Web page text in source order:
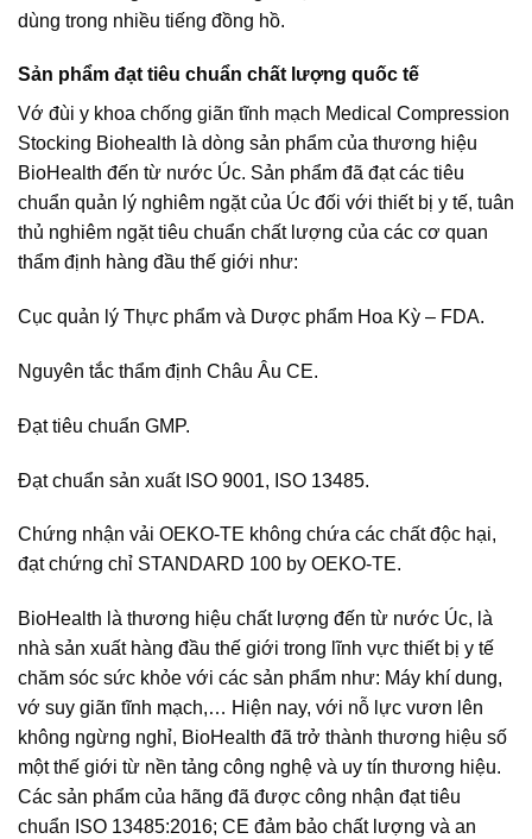
dùng trong nhiều tiếng đồng hồ.
Sản phẩm đạt tiêu chuẩn chất lượng quốc tế
Vớ đùi y khoa chống giãn tĩnh mạch Medical Compression
Stocking Biohealth là dòng sản phẩm của thương hiệu
BioHealth đến từ nước Úc. Sản phẩm đã đạt các tiêu
chuẩn quản lý nghiêm ngặt của Úc đối với thiết bị y tế, tuân
thủ nghiêm ngặt tiêu chuẩn chất lượng của các cơ quan
thẩm định hàng đầu thế giới như:
Cục quản lý Thực phẩm và Dược phẩm Hoa Kỳ – FDA.
Nguyên tắc thẩm định Châu Âu CE.
Đạt tiêu chuẩn GMP.
Đạt chuẩn sản xuất ISO 9001, ISO 13485.
Chứng nhận vải OEKO-TE không chứa các chất độc hại,
đạt chứng chỉ STANDARD 100 by OEKO-TE.
BioHealth là thương hiệu chất lượng đến từ nước Úc, là
nhà sản xuất hàng đầu thế giới trong lĩnh vực thiết bị y tế
chăm sóc sức khỏe với các sản phẩm như: Máy khí dung,
vớ suy giãn tĩnh mạch,… Hiện nay, với nỗ lực vươn lên
không ngừng nghỉ, BioHealth đã trở thành thương hiệu số
một thế giới từ nền tảng công nghệ và uy tín thương hiệu.
Các sản phẩm của hãng đã được công nhận đạt tiêu
chuẩn ISO 13485:2016; CE đảm bảo chất lượng và an